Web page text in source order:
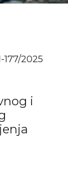
2025
i